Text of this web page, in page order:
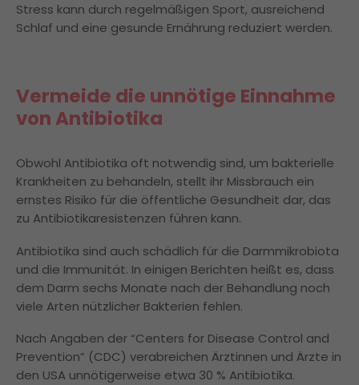
Stress kann durch regelmäßigen Sport, ausreichend
Schlaf und eine gesunde Ernährung reduziert werden.
Vermeide die unnötige Einnahme
von Antibiotika
Obwohl Antibiotika oft notwendig sind, um bakterielle
Krankheiten zu behandeln, stellt ihr Missbrauch ein
ernstes Risiko für die öffentliche Gesundheit dar, das
zu Antibiotikaresistenzen führen kann.
Antibiotika sind auch schädlich für die Darmmikrobiota
und die Immunität. In einigen Berichten heißt es, dass
dem Darm sechs Monate nach der Behandlung noch
viele Arten nützlicher Bakterien fehlen.
Nach Angaben der “Centers for Disease Control and
Prevention” (CDC) verabreichen Ärztinnen und Ärzte in
den USA unnötigerweise etwa 30 % Antibiotika.